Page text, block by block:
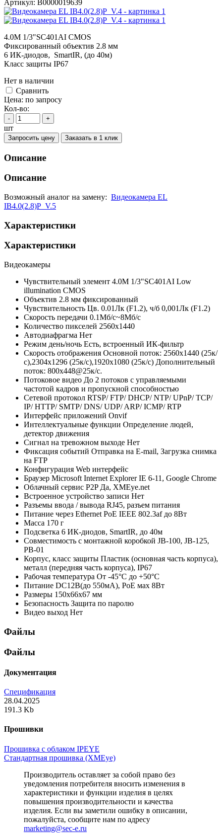
Артикул: В0000019639
4.0M 1/3"SC401AI CMOS
Фиксированный объектив 2.8 мм
6 ИК-диодов, SmartIR, (до 40м)
Класс защиты IP67
Нет в наличии
Cравнить
Цена: по запросу
Кол-во:
- +
шт
Запросить цену Заказать в 1 клик
Описание
Описание
Возможный аналог на замену: Видеокамера EL
IB4.0(2.8)P_V.5
Характеристики
Характеристики
Видеокамеры
Чувствительный элемент 4.0M 1/3"SC401AI Low
illumination CMOS
Объектив 2.8 мм фиксированный
Чувствительность Цв. 0.01Лк (F1.2), ч/б 0,001Лк (F1.2)
Скорость передачи 0.1Мб/с~8Мб/с
Количество пикселей 2560x1440
Автодиафрагма Нет
Режим день/ночь Есть, встроенный ИК-фильтр
Скорость отображения Основной поток: 2560x1440 (25к/
с),2304x1296 (25к/с),1920x1080 (25к/с) Дополнительный
поток: 800x448@25к/с.
Потоковое видео До 2 потоков с управляемыми
частотой кадров и пропускной способностью
Сетевой протокол RTSP/ FTP/ DHCP/ NTP/ UPnP/ TCP/
IP/ HTTP/ SMTP/ DNS/ UDP/ ARP/ ICMP/ RTP
Интерфейс приложений Onvif
Интеллектуальные функции Определение людей,
детектор движения
Сигнал на тревожном выходе Нет
Фиксация событий Отправка на E-mail, Загрузка снимка
на FTP
Конфигурация Web интерфейс
Браузер Microsoft Internet Explorer IE 6-11, Google Chrome
Облачный сервис P2P Да, XMEye.net
Встроенное устройство записи Нет
Разъемы ввода / вывода RJ45, разъем питания
Питание через Ethernet PoE IEEE 802.3af до 8Вт
Масса 170 г
Подсветка 6 ИК-диодов, SmartIR, до 40м
Совместимость с монтажной коробкой JB-100, JB-125,
PB-01
Корпус, класс защиты Пластик (основная часть корпуса),
металл (передняя часть корпуса), IP67
Рабочая температура От -45°С до +50°С
Питание DC12В(до 550мА), PoE мах 8Вт
Размеры 150х66x67 мм
Безопасность Защита по паролю
Видео выход Нет
Файлы
Файлы
Документация
Спецификация
28.04.2025
191.3 Kb
Прошивки
Прошивка с облаком IPEYE
Стандартная прошивка (XMEye)
Производитель оставляет за собой право без
уведомления потребителя вносить изменения в
характеристики и функции изделия в целях
повышения производительности и качества
изделия. Если вы заметили ошибку в описании,
пожалуйста, сообщите нам по адресу
marketing@sec-e.ru